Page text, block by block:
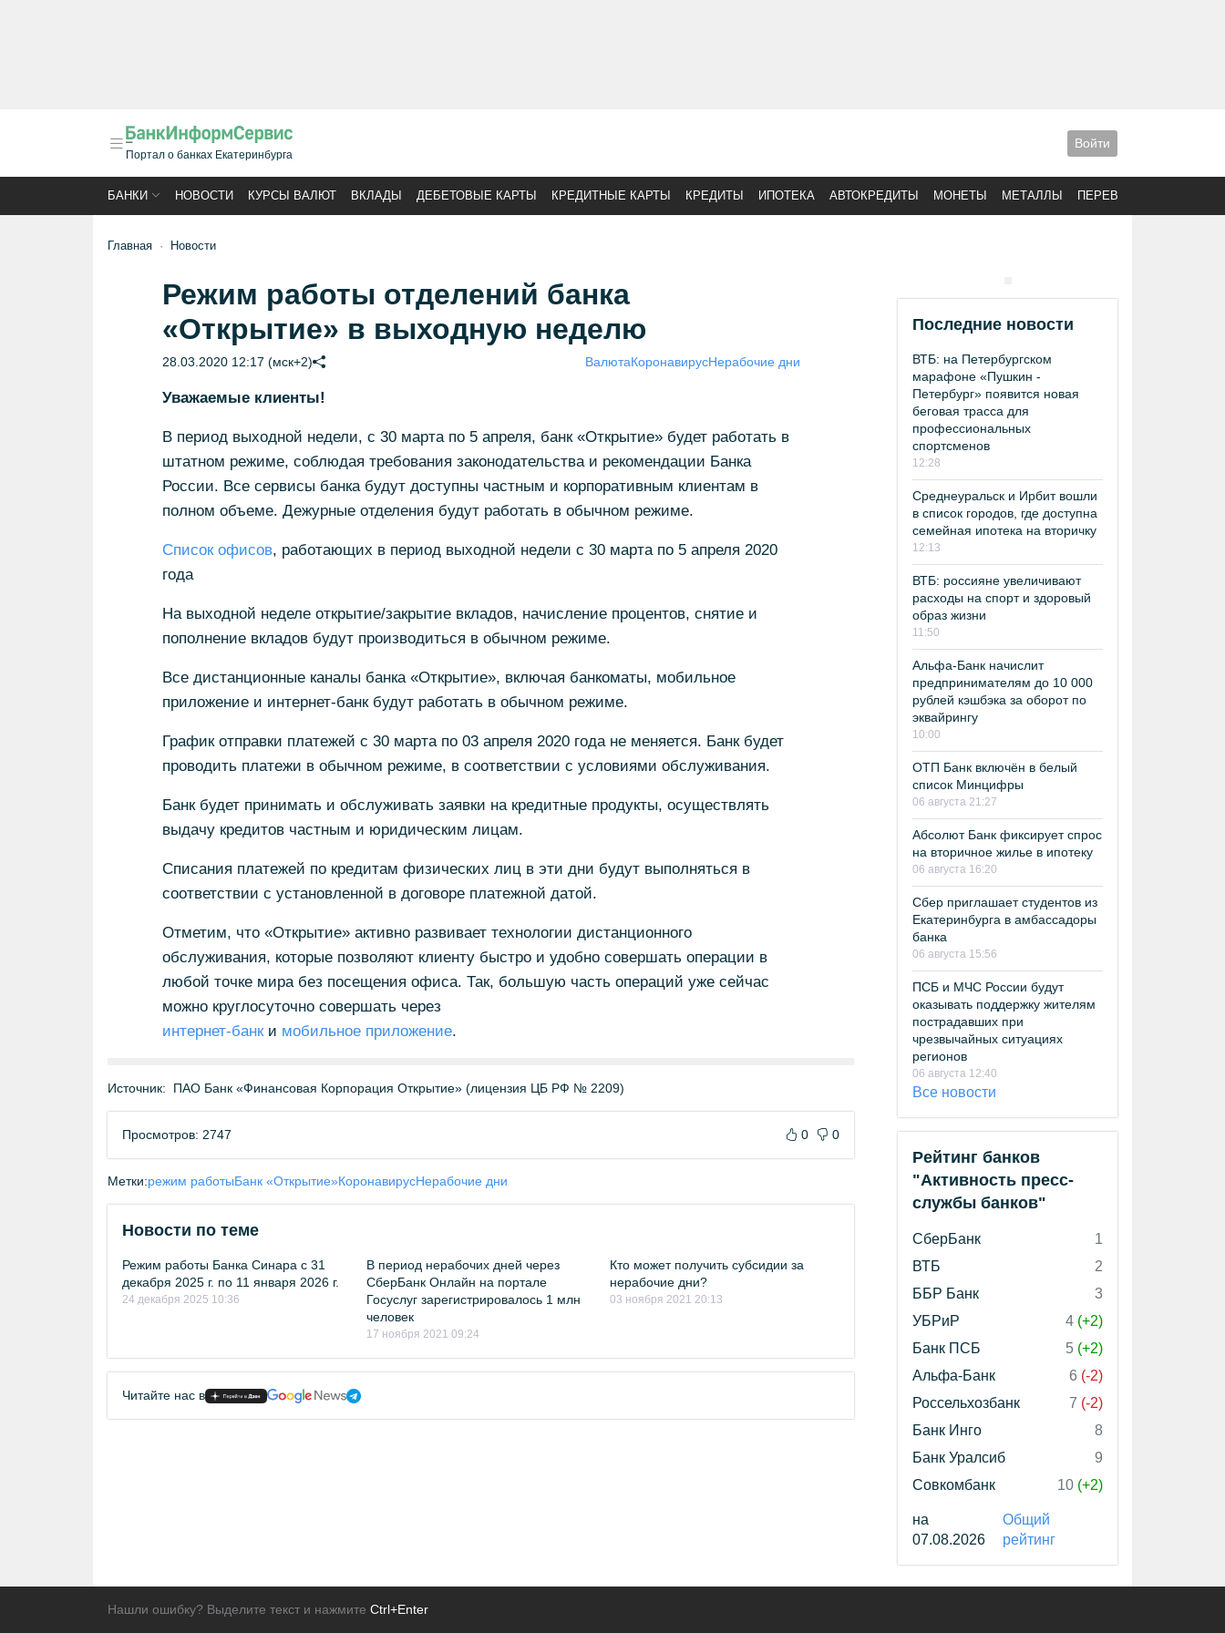
Портал о банках Екатеринбурга
Войти
БАНКИ НОВОСТИ КУРСЫ ВАЛЮТ ВКЛАДЫ ДЕБЕТОВЫЕ КАРТЫ КРЕДИТНЫЕ КАРТЫ КРЕДИТЫ ИПОТЕКА АВТОКРЕДИТЫ МОНЕТЫ МЕТАЛЛЫ ПЕРЕВОДЫ
Главная Новости
Режим работы отделений банка
«Открытие» в выходную неделю
28.03.2020 12:17 (мск+2) ВалютаКоронавирусНерабочие дни
Уважаемые клиенты!
В период выходной недели, с 30 марта по 5 апреля, банк «Открытие» будет работать в
штатном режиме, соблюдая требования законодательства и рекомендации Банка
России. Все сервисы банка будут доступны частным и корпоративным клиентам в
полном объеме. Дежурные отделения будут работать в обычном режиме.
Список офисов, работающих в период выходной недели с 30 марта по 5 апреля 2020
года
На выходной неделе открытие/закрытие вкладов, начисление процентов, снятие и
пополнение вкладов будут производиться в обычном режиме.
Все дистанционные каналы банка «Открытие», включая банкоматы, мобильное
приложение и интернет-банк будут работать в обычном режиме.
График отправки платежей с 30 марта по 03 апреля 2020 года не меняется. Банк будет
проводить платежи в обычном режиме, в соответствии с условиями обслуживания.
Банк будет принимать и обслуживать заявки на кредитные продукты, осуществлять
выдачу кредитов частным и юридическим лицам.
Списания платежей по кредитам физических лиц в эти дни будут выполняться в
соответствии с установленной в договоре платежной датой.
Отметим, что «Открытие» активно развивает технологии дистанционного
обслуживания, которые позволяют клиенту быстро и удобно совершать операции в
любой точке мира без посещения офиса. Так, большую часть операций уже сейчас
можно круглосуточно совершать через
интернет-банки мобильное приложение.
Источник: ПАО Банк «Финансовая Корпорация Открытие» (лицензия ЦБ РФ № 2209)
Просмотров: 2747 0 0
Метки:режим работыБанк «Открытие»КоронавирусНерабочие дни
Новости по теме
Режим работы Банка Синара с 31
декабря 2025 г. по 11 января 2026 г.
24 декабря 2025 10:36
В период нерабочих дней через
СберБанк Онлайн на портале
Госуслуг зарегистрировалось 1 млн
человек
17 ноября 2021 09:24
Кто может получить субсидии за
нерабочие дни?
03 ноября 2021 20:13
Читайте нас в
Последние новости
ВТБ: на Петербургском
марафоне «Пушкин -
Петербург» появится новая
беговая трасса для
профессиональных
спортсменов
12:28
Среднеуральск и Ирбит вошли
в список городов, где доступна
семейная ипотека на вторичку
12:13
ВТБ: россияне увеличивают
расходы на спорт и здоровый
образ жизни
11:50
Альфа-Банк начислит
предпринимателям до 10 000
рублей кэшбэка за оборот по
эквайрингу
10:00
ОТП Банк включён в белый
список Минцифры
06 августа 21:27
Абсолют Банк фиксирует спрос
на вторичное жилье в ипотеку
06 августа 16:20
Сбер приглашает студентов из
Екатеринбурга в амбассадоры
банка
06 августа 15:56
ПСБ и МЧС России будут
оказывать поддержку жителям
пострадавших при
чрезвычайных ситуациях
регионов
06 августа 12:40
Все новости
Рейтинг банков
"Активность пресс-
службы банков"
СберБанк
1
ВТБ
2
ББР Банк
3
УБРиР
4 (+2)
Банк ПСБ
5 (+2)
Альфа-Банк
6 (-2)
Россельхозбанк
7 (-2)
Банк Инго
8
Банк Уралсиб
9
Совкомбанк
10 (+2)
на
07.08.2026
Общий
рейтинг
Нашли ошибку? Выделите текст и нажмите Ctrl+Enter